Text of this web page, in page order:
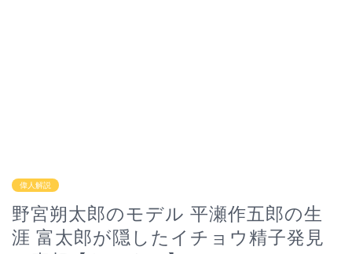
偉人解説
野宮朔太郎のモデル 平瀬作五郎の生
涯 富太郎が隠したイチョウ精子発見